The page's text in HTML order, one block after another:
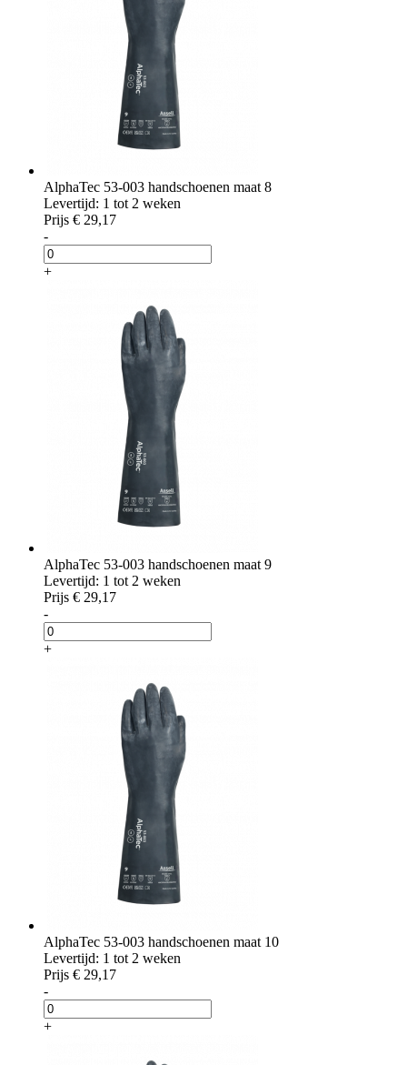
AlphaTec 53-003 handschoenen maat 8
Levertijd: 1 tot 2 weken
Prijs € 29,17
-
+
AlphaTec 53-003 handschoenen maat 9
Levertijd: 1 tot 2 weken
Prijs € 29,17
-
+
AlphaTec 53-003 handschoenen maat 10
Levertijd: 1 tot 2 weken
Prijs € 29,17
-
+